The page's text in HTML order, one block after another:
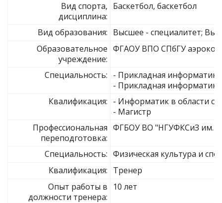
Вид спорта,
дисциплина:
Баскетбол, баскетбол
Вид образования: Высшее - специалитет;
Образовательное
учреждение:
ФГАОУ ВПО СПбГУ
Специальность: - Прикладная
- Прикладная информатика
Квалификация: - Информатик в области
- Магистр
Профессиональная
переподготовка:
ФГБОУ ВО "НГУФКСиЗ им.
Специальность: Физическая культура и
Квалификация: Тренер
Опыт работы в
должности тренера:
10 лет